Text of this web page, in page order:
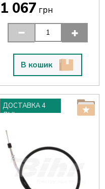
1 067 грн
В кошик
ДОСТАВКА 4
ДНІ